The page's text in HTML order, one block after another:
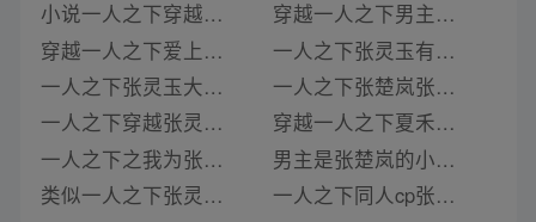
小说一人之下穿越成张灵玉
穿越一人之下爱上张灵玉小说
一人之下张灵玉大人向小说
一人之下穿越张灵玉的小说
一人之下之我为张灵玉 小说
类似一人之下张灵玉夏禾小说
穿越一人之下男主张灵玉小说
一人之下张灵玉有女人吗小说在线阅读
一人之下张楚岚张灵玉小说
穿越一人之下夏禾和张灵玉的小说
男主是张楚岚的小说一人之下
一人之下同人cp张灵玉小说